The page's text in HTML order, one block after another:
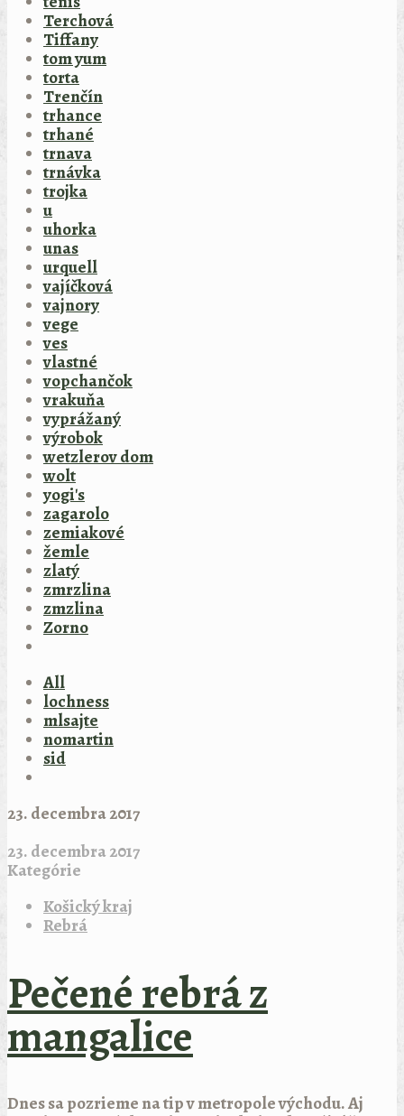
Terchová
Tiffany
tom yum
torta
Trenčín
trhance
trhané
trnava
trnávka
trojka
u
uhorka
unas
urquell
vajíčková
vajnory
vege
ves
vlastné
vopchančok
vrakuňa
vyprážaný
výrobok
wetzlerov dom
wolt
yogi's
zagarolo
zemiakové
žemle
zlatý
zmrzlina
zmzlina
Zorno
All
lochness
mlsajte
nomartin
sid
23. decembra 2017
23. decembra 2017
Kategórie
Košický kraj
Rebrá
Pečené rebrá z
mangalice
Dnes sa pozrieme na tip v metropole východu. Aj